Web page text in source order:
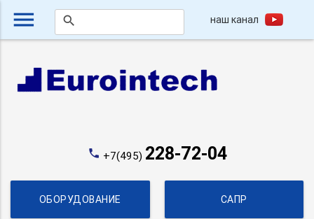
menu search наш канал
phone +7(495) 228-72-04
ОБОРУДОВАНИЕ САПР